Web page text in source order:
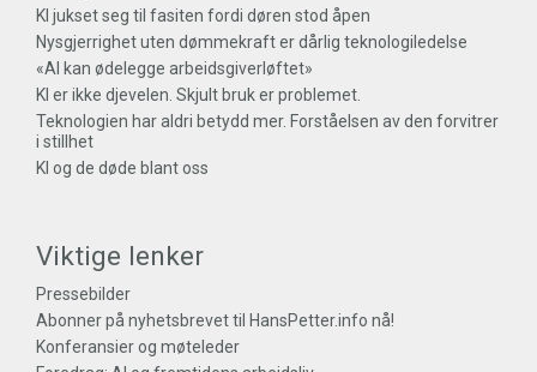
KI jukset seg til fasiten fordi døren stod åpen
Nysgjerrighet uten dømmekraft er dårlig teknologiledelse
«AI kan ødelegge arbeidsgiverløftet»
KI er ikke djevelen. Skjult bruk er problemet.
Teknologien har aldri betydd mer. Forståelsen av den forvitrer
i stillhet
KI og de døde blant oss
Viktige lenker
Pressebilder
Abonner på nyhetsbrevet til HansPetter.info nå!
Konferansier og møteleder